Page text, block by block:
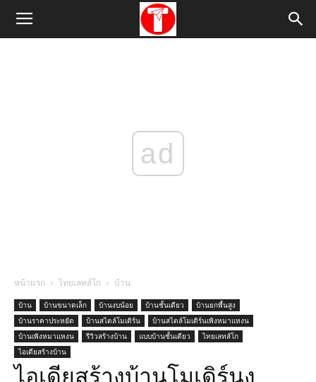
ad
หน้าแรก ไทยเลทส์โก บ้าน
บ้าน บ้านขนาดเล็ก บ้านงบน้อย บ้านชั้นเดียว
บ้านยกพื้นสูง
บ้านราคาประหยัด
บ้านสไตล์โมเดิร์น
บ้านสไตล์โมเดิร์นเพิงหมาแหงน
บ้านเพิงหมาแหงน
รีวิวสร้างบ้าน แบบบ้านชั้นเดียว
ไทยเลทส์โก
ไอเดียสร้างบ้าน
ไอเดียสร้างบ้านโมเดิร์นง